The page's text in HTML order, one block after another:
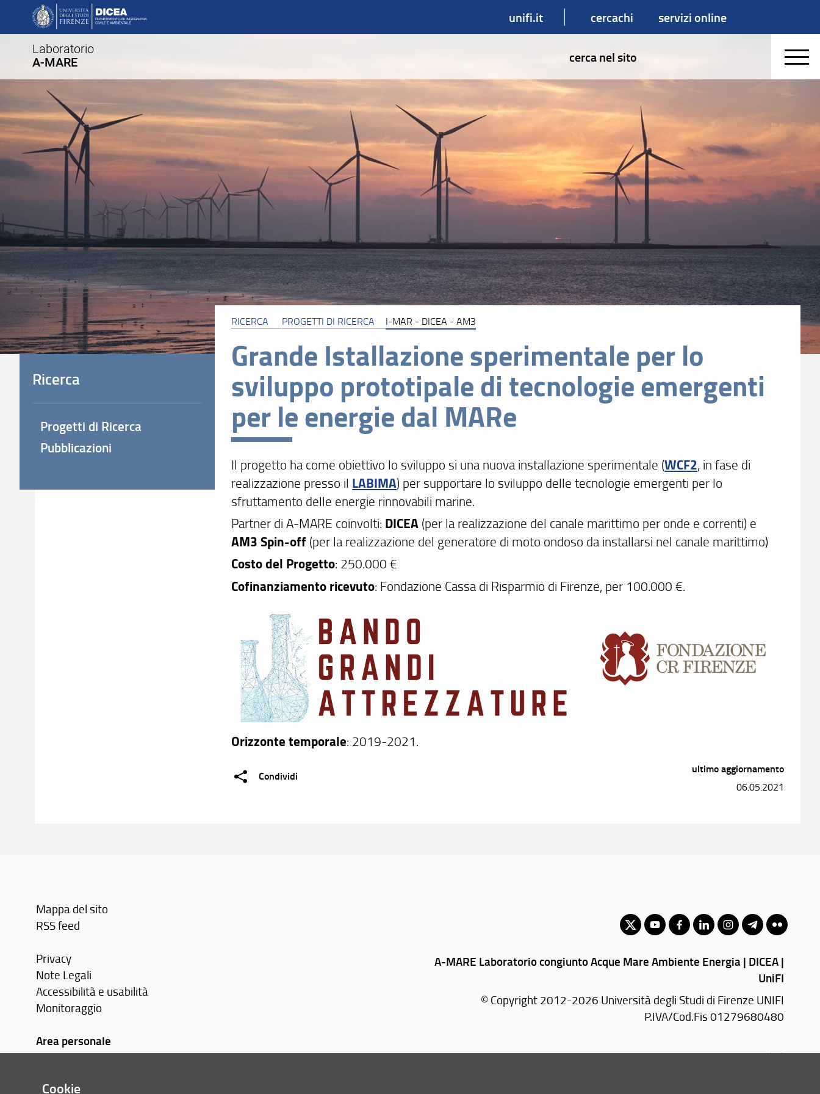
unifi.it cercachi servizi online
Laboratorio
A-MARE
cerca nel sito
RICERCA PROGETTI DI RICERCA I-MAR - DICEA - AM3
Grande Istallazione sperimentale per lo
sviluppo prototipale di tecnologie emergenti
per le energie dal MARe
Il progetto ha come obiettivo lo sviluppo si una nuova installazione sperimentale (WCF2, in fase di
realizzazione presso il LABIMA) per supportare lo sviluppo delle tecnologie emergenti per lo
sfruttamento delle energie rinnovabili marine.
Partner di A-MARE coinvolti: DICEA (per la realizzazione del canale marittimo per onde e correnti) e
AM3 Spin-off (per la realizzazione del generatore di moto ondoso da installarsi nel canale marittimo)
Costo del Progetto: 250.000 €
Cofinanziamento ricevuto: Fondazione Cassa di Risparmio di Firenze, per 100.000 €.
Orizzonte temporale: 2019-2021.
Condividi
Ricerca
Progetti di Ricerca
Pubblicazioni
ultimo aggiornamento
06.05.2021
Mappa del sito
RSS feed
Privacy
Note Legali
Accessibilità e usabilità
Monitoraggio
Area personale
A-MARE Laboratorio congiunto Acque Mare Ambiente Energia | DICEA |
UniFI
© Copyright 2012-2026 Università degli Studi di Firenze UNIFI
P.IVA/Cod.Fis 01279680480
Via di S. Marta, 3 - 50139 Firenze (FI)
Cookie